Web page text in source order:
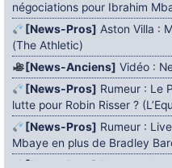
négociations pour Ibrahim
[News-Pros] Aston Villa :
(The Athletic)
[News-Anciens] Vidéo :
[News-Pros] Rumeur : Le
lutte pour Robin Risser ?
[News-Pros] Rumeur :
Mbaye en plus de Bradley
[News-Pros]
Rumeur :